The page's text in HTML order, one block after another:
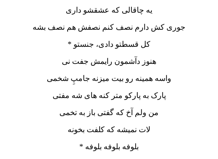
یه چاقالی که عشقشو داری
جوری کش دارم نصف کنم نصفش هم نصف بشه
کل قسطتو دادی، جنستو *
هنوز دآشمون رایمش جفت نی
واسه همینه رو بیت میزنه جامپِ شخمی
پارک به پارکو متر کنه های شه مفتی
من ولم آخ که گفتی باز به تخمی
لات نمیشه که کلفت بخونه
بلوفه بلوفه بلوفه *